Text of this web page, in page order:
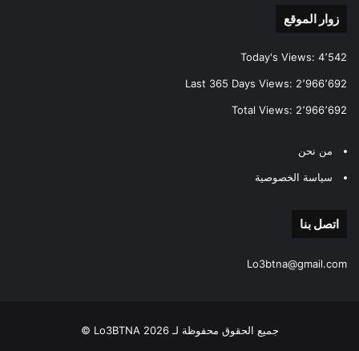
زوار الموقع
Today's Views: 4٬542
Last 365 Days Views: 2٬966٬692
Total Views: 2٬966٬692
من نحن
سياسة الخصوصية
اتصل بنا
Lo3btna@gmail.com
جميع الحقوق محفوظة لـ Lo3BTNA 2026 ©